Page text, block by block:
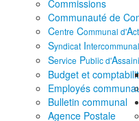
Commissions
Communauté de
Centre Communal d'A
Syndicat I
Service Public d'A
Budget et
Employés
Bulletin communal
Agence Postale